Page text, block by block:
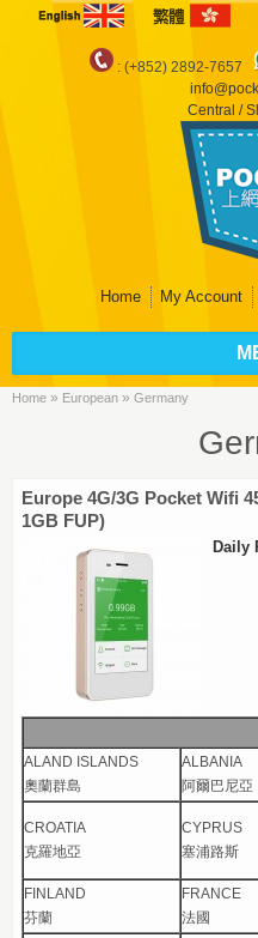
: (+852) 2892-7657
Central /
Home My Account
Home » European » Germany
Europe 4G/3G Pocket Wifi
1GB FUP)
Daily
ALAND ISLANDS
奧蘭群島
ALBANIA
阿爾巴尼亞
CROATIA
克羅地亞
CYPRUS
塞浦路斯
FINLAND
芬蘭
FRANCE
法國